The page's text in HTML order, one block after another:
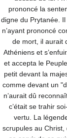
prononcé la
digne du Prytanée.
n’ayant prononcé
de mort, il aurait
Athéniens et
et accepta le
petit devant la
comme devant un
n’aurait dû
c’était se trahir
vertu. La
scrupules au